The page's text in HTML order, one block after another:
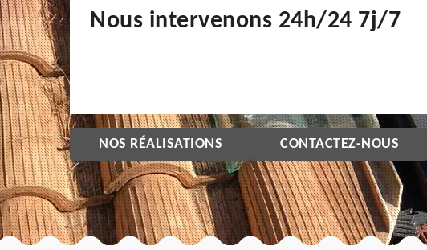
Nous intervenons 24h/24 7j/7
NOS RÉALISATIONS CONTACTEZ-NOUS